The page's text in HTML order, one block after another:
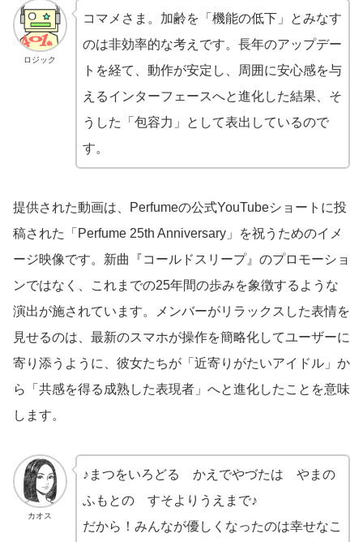
ロジック
コマメさま。加齢を「機能の低下」とみなす
のは非効率的な考えです。長年のアップデー
トを経て、動作が安定し、周囲に安心感を与
えるインターフェースへと進化した結果、そ
うした「包容力」として表出しているので
す。
提供された動画は、Perfumeの公式YouTubeショートに投
稿された「Perfume 25th Anniversary」を祝うためのイメ
ージ映像です。新曲『コールドスリープ』のプロモーショ
ンではなく、これまでの25年間の歩みを象徴するような
演出が施されています。メンバーがリラックスした表情を
見せるのは、最新のスマホが操作を簡略化してユーザーに
寄り添うように、彼女たちが「近寄りがたいアイドル」か
ら「共感を得る成熟した表現者」へと進化したことを意味
します。
カオス
♪まつをいろどる かえでやづたは やまの
ふもとの すそよりうえまで♪
だから！みんなが優しくなったのは幸せなこ